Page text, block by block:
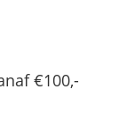
€100,-